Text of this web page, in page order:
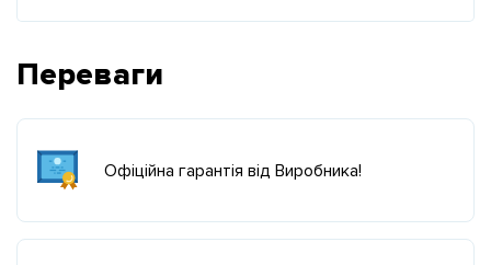
Переваги
Офіційна гарантія від Виробника!